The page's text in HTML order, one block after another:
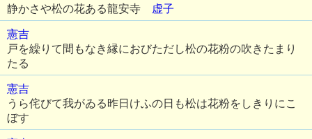
静かさや松の花ある龍安寺 虚子
憲吉
戸を繰りて間もなき縁におびただし松の花粉の吹きたまり
たる
憲吉
うら侘びて我がゐる昨日けふの日も松は花粉をしきりにこ
ぼす